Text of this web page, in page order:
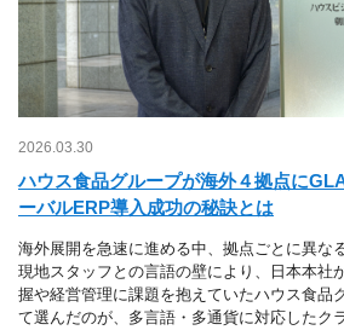
2026.03.30
ハウス食品グループが海外４拠点に
ーバルERP導入成功の秘訣とは
海外展開を急速に進める中、拠点ごとに異な
現地スタッフとの言語の壁により、日本本社
握や経営管理に課題を抱えていたハウス食品
て選んだのが、多言語・多通貨に対応したク